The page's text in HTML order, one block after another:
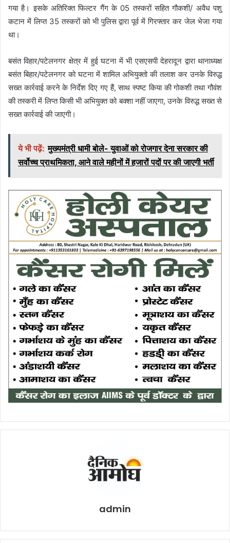
गया है। इसके अतिरिक्त फिल्टर गैंग के 05 तस्करों सहित गौकशी/ अवैध पशु
कटान में लिप्त 35 तस्करों को भी पुलिस द्वारा पूर्व में गिरफ्तार कर जेल भेजा गया
था।
बसंत विहार/पटेलनगर क्षेत्र में हुई घटना में भी एसएसपी देहरादून द्वारा थानाध्यक्ष
बसंत बिहार/पटेलनगर को घटना में शामिल अभियुक्तो की तलाश कर उनके विरुद्ध
सख्त कार्रवाई करने के निर्देश दिए गए हैं, साथ स्पष्ट किया की गोकशी तथा गौवंश
की तस्करी में लिप्त किसी भी अभियुक्त को बक्शा नहीं जाएगा, उनके विरुद्ध सख्त से
सख्त कार्रवाई की जाएगी।
ये भी पढ़ें: मुख्यमंत्री धामी बोले- युवाओं को रोजगार देना सरकार की
सर्वोच्च प्राथमिकता, आने वाले महीनों में हजारों पदों पर की जाएगी भर्ती
admin